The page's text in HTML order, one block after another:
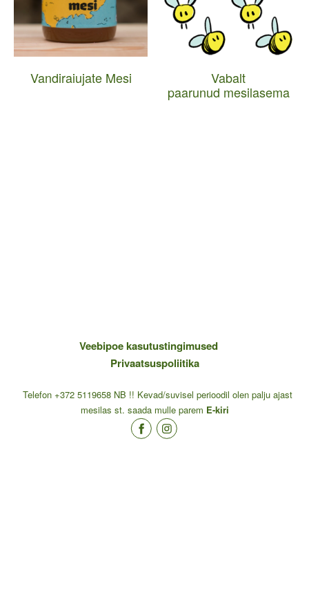
Vandiraiujate Mesi
Vabalt
paarunud mesilasema
Veebipoe kasutustingimused
Privaatsuspoliitika
Telefon +372 5119658 NB !! Kevad/suvisel perioodil olen palju ajast
mesilas st. saada mulle parem E-kiri